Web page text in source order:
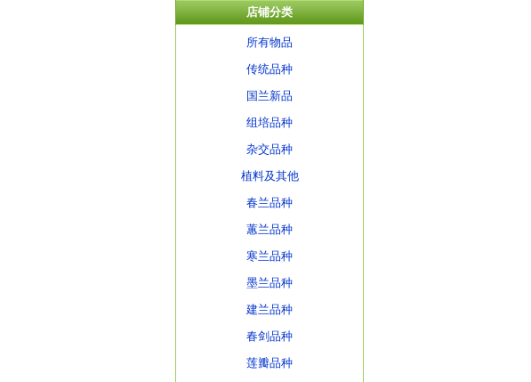
店铺分类
所有物品
传统品种
国兰新品
组培品种
杂交品种
植料及其他
春兰品种
蕙兰品种
寒兰品种
墨兰品种
建兰品种
春剑品种
莲瓣品种